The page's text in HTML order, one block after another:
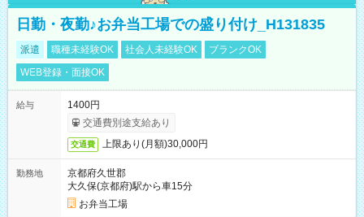
日勤・夜勤♪お弁当工場での盛り付け_H131835
派遣 職種未経験OK 社会人未経験OK
ブランクOK
WEB登録・面接OK
給与
1400円
交通費別途支給あり
交通費 上限あり(月額)30,000円
勤務地
京都府久世郡
大久保(京都府)駅から車15分
お弁当工場